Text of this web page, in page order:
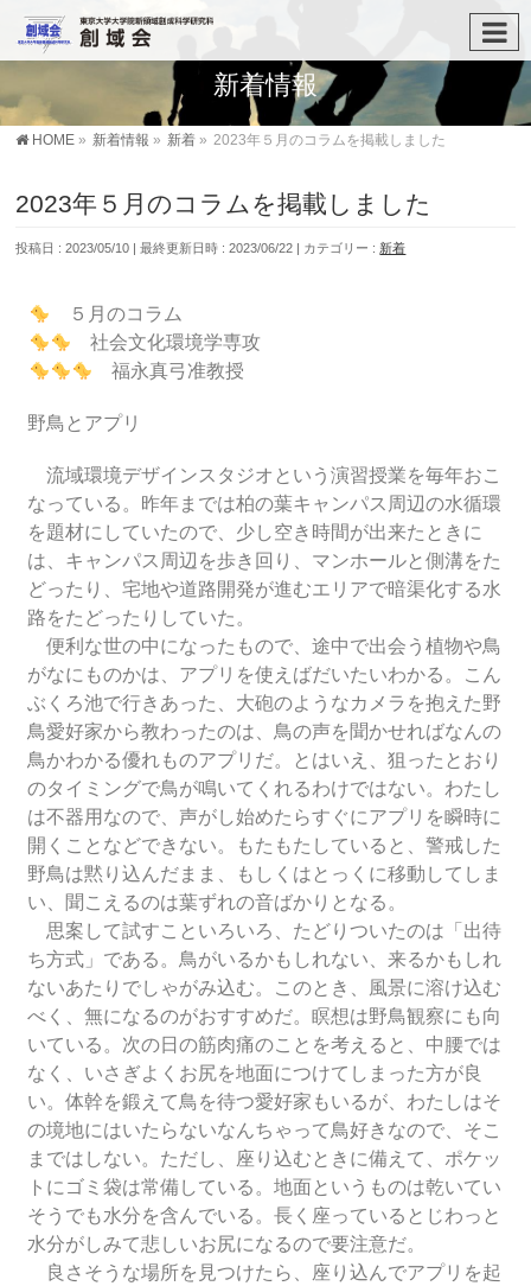
新着情報
HOME » 新着情報 » 新着 » 2023年５月のコラムを掲載しました
2023年５月のコラムを掲載しました
投稿日 : 2023/05/10 最終更新日時 : 2023/06/22 カテゴリー : 新着
５月のコラム
社会文化環境学専攻
福永真弓准教授
野鳥とアプリ
流域環境デザインスタジオという演習授業を毎年おこ
なっている。昨年までは柏の葉キャンパス周辺の水循環
を題材にしていたので、少し空き時間が出来たときに
は、キャンパス周辺を歩き回り、マンホールと側溝をた
どったり、宅地や道路開発が進むエリアで暗渠化する水
路をたどったりしていた。
便利な世の中になったもので、途中で出会う植物や鳥
がなにものかは、アプリを使えばだいたいわかる。こん
ぶくろ池で行きあった、大砲のようなカメラを抱えた野
鳥愛好家から教わったのは、鳥の声を聞かせればなんの
鳥かわかる優れものアプリだ。とはいえ、狙ったとおり
のタイミングで鳥が鳴いてくれるわけではない。わたし
は不器用なので、声がし始めたらすぐにアプリを瞬時に
開くことなどできない。もたもたしていると、警戒した
野鳥は黙り込んだまま、もしくはとっくに移動してしま
い、聞こえるのは葉ずれの音ばかりとなる。
思案して試すこといろいろ、たどりついたのは「出待
ち方式」である。鳥がいるかもしれない、来るかもしれ
ないあたりでしゃがみ込む。このとき、風景に溶け込む
べく、無になるのがおすすめだ。瞑想は野鳥観察にも向
いている。次の日の筋肉痛のことを考えると、中腰では
なく、いさぎよくお尻を地面につけてしまった方が良
い。体幹を鍛えて鳥を待つ愛好家もいるが、わたしはそ
の境地にはいたらないなんちゃって鳥好きなので、そこ
まではしない。ただし、座り込むときに備えて、ポケッ
トにゴミ袋は常備している。地面というものは乾いてい
そうでも水分を含んでいる。長く座っているとじわっと
水分がしみて悲しいお尻になるので要注意だ。
良さそうな場所を見つけたら、座り込んでアプリを起